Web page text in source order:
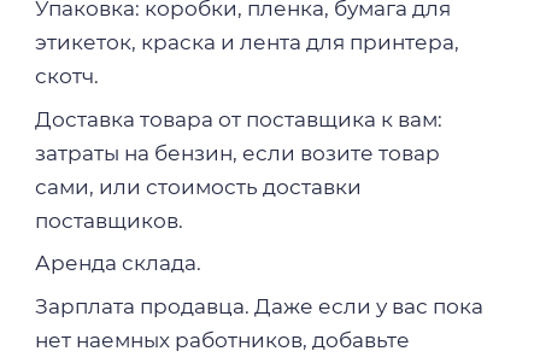
Упаковка: коробки, пленка, бумага для
этикеток, краска и лента для принтера,
скотч.
Доставка товара от поставщика к вам:
затраты на бензин, если возите товар
сами, или стоимость доставки
поставщиков.
Аренда склада.
Зарплата продавца. Даже если у вас пока
нет наемных работников, добавьте